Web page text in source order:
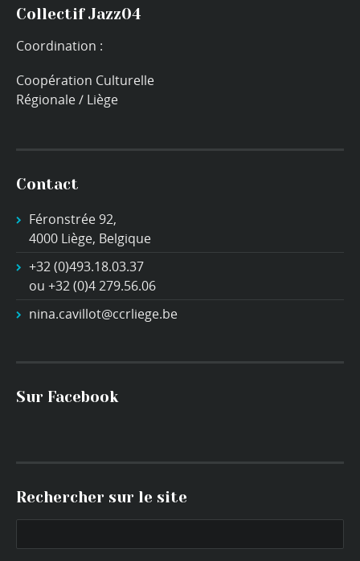
Collectif Jazz04
Coordination :
Coopération Culturelle
Régionale / Liège
Contact
Féronstrée 92,
4000 Liège, Belgique
+32 (0)493.18.03.37
ou +32 (0)4 279.56.06
nina.cavillot@ccrliege.be
Sur Facebook
Rechercher sur le site